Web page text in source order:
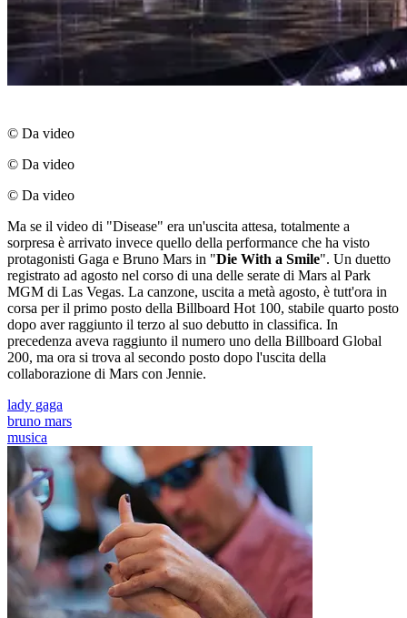
© Da video
© Da video
© Da video
Ma se il video di "Disease" era un'uscita attesa, totalmente a
sorpresa è arrivato invece quello della performance che ha visto
protagonisti Gaga e Bruno Mars in "Die With a Smile". Un duetto
registrato ad agosto nel corso di una delle serate di Mars al Park
MGM di Las Vegas. La canzone, uscita a metà agosto, è tutt'ora in
corsa per il primo posto della Billboard Hot 100, stabile quarto posto
dopo aver raggiunto il terzo al suo debutto in classifica. In
precedenza aveva raggiunto il numero uno della Billboard Global
200, ma ora si trova al secondo posto dopo l'uscita della
collaborazione di Mars con Jennie.
lady gaga
bruno mars
musica